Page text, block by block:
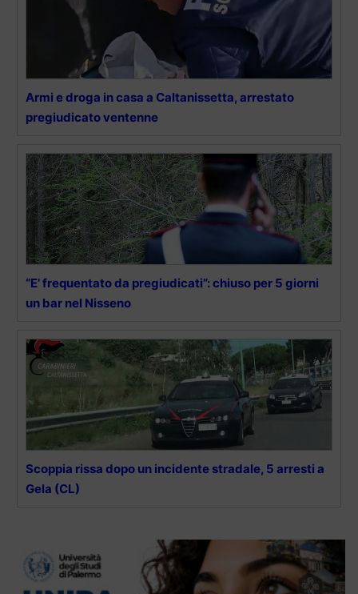
Armi e droga in casa a Caltanissetta, arrestato
pregiudicato ventenne
“E’ frequentato da pregiudicati”: chiuso per 5 giorni
un bar nel Nisseno
Scoppia rissa dopo un incidente stradale, 5 arresti a
Gela (CL)